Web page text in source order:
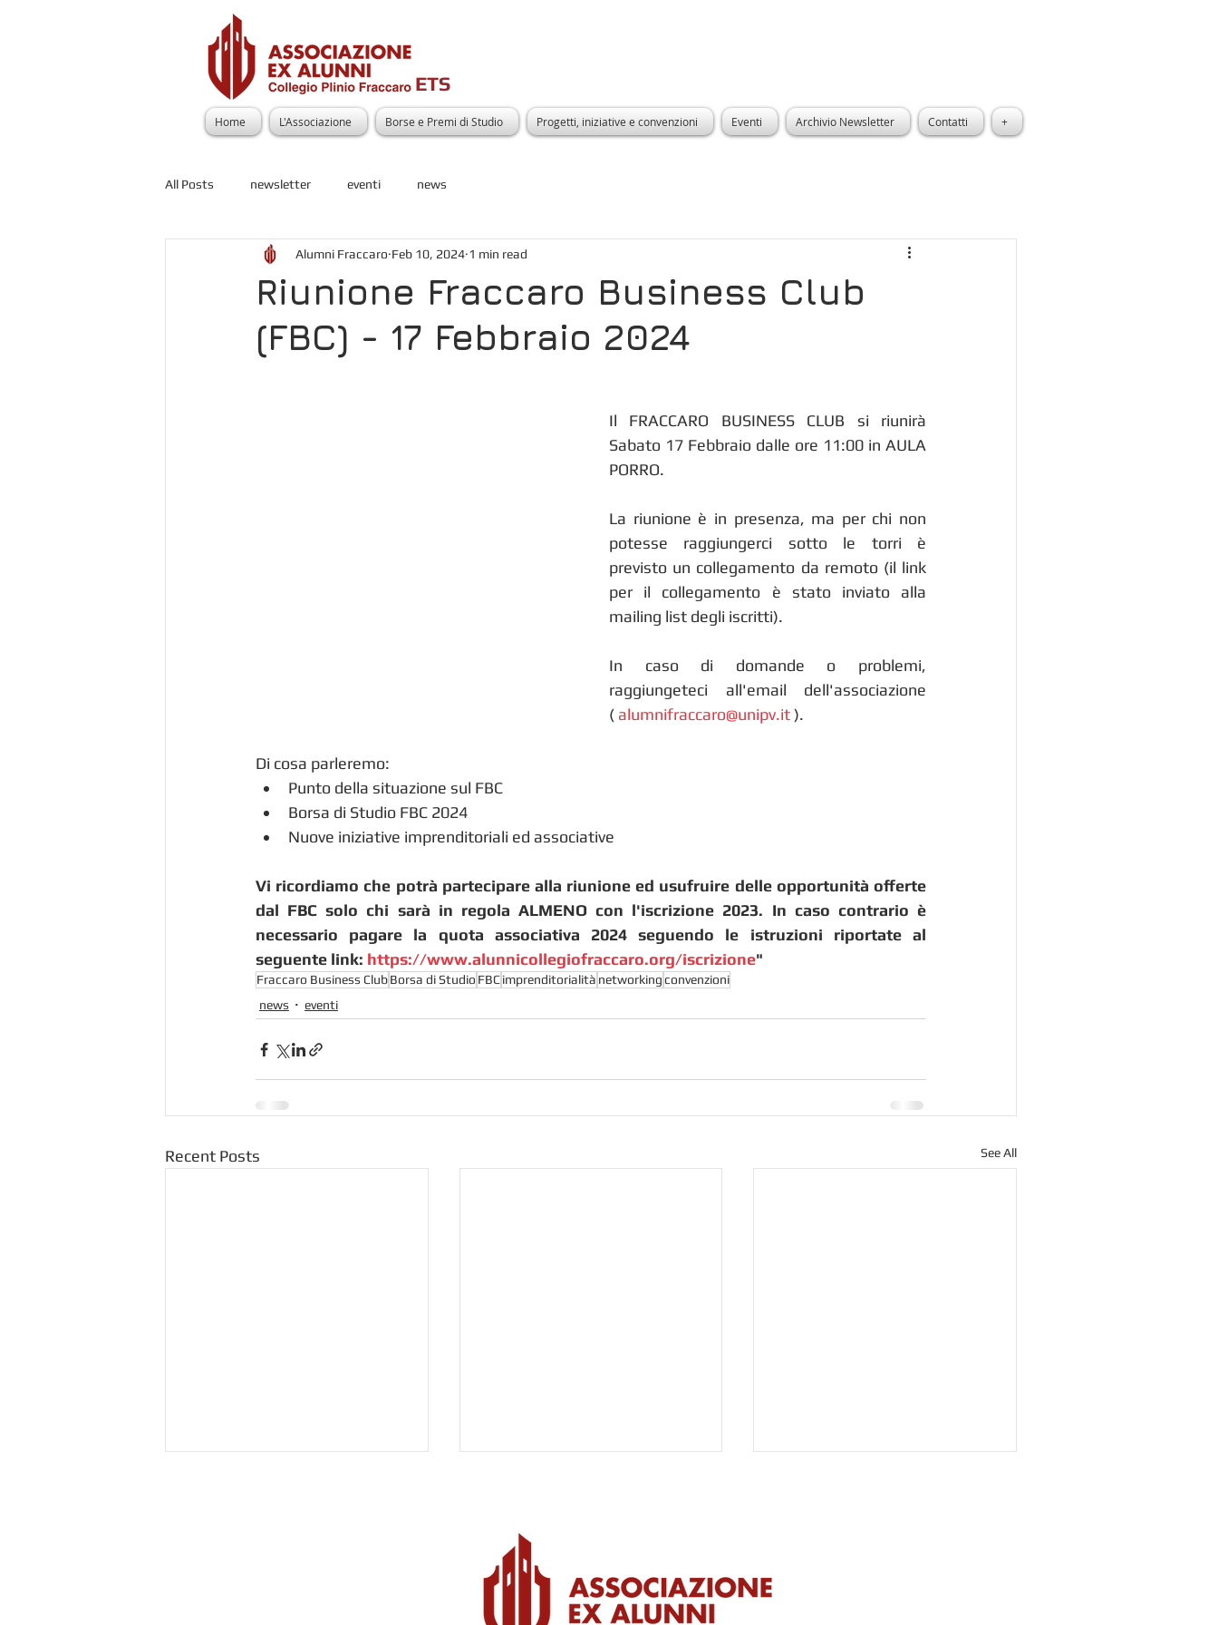
Home L'Associazione Borse e Premi di Studio Progetti, iniziative e convenzioni Eventi Archivio Newsletter Contatti +
ETS
All Posts newsletter eventi news
Riunione Fraccaro Business Club
(FBC) - 17 Febbraio 2024
Alumni Fraccaro Feb 10, 2024 1 min read
Il FRACCARO BUSINESS CLUB si riunirà
Sabato 17 Febbraio dalle ore 11:00 in AULA
PORRO.
La riunione è in presenza, ma per chi non
potesse raggiungerci sotto le torri è
previsto un collegamento da remoto (il link
per il collegamento è stato inviato alla
mailing list degli iscritti).
In caso di domande o problemi,
raggiungeteci all'email dell'associazione
( alumnifraccaro@unipv.it ).
Di cosa parleremo:
Punto della situazione sul FBC
Borsa di Studio FBC 2024
Nuove iniziative imprenditoriali ed associative
Vi ricordiamo che potrà partecipare alla riunione ed usufruire delle opportunità offerte
dal FBC solo chi sarà in regola ALMENO con l'iscrizione 2023. In caso contrario è
necessario pagare la quota associativa 2024 seguendo le istruzioni riportate al
seguente link: https://www.alunnicollegiofraccaro.org/iscrizione"
Fraccaro Business ClubBorsa di Studio FBCimprenditorialità networkingconvenzioni
news
eventi
Recent Posts See All